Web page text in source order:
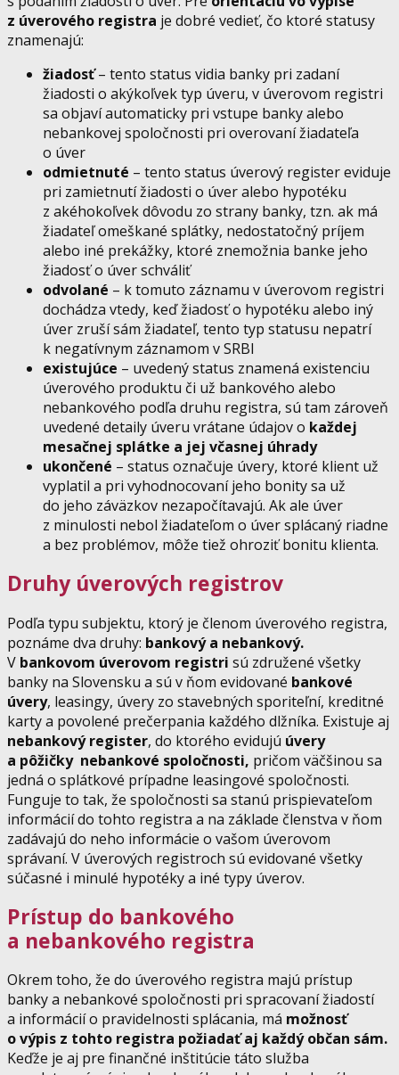
z úverového registra je dobré vedieť, čo ktoré statusy
znamenajú:
žiadosť– tento status vidia banky pri zadaní
žiadosti o akýkoľvek typ úveru, v úverovom registri
sa objaví automaticky pri vstupe banky alebo
nebankovej spoločnosti pri overovaní žiadateľa
o úver
odmietnuté – tento status úverový register eviduje
pri zamietnutí žiadosti o úver alebo hypotéku
z akéhokoľvek dôvodu zo strany banky, tzn. ak má
žiadateľ omeškané splátky, nedostatočný príjem
alebo iné prekážky, ktoré znemožnia banke jeho
žiadosť o úver schváliť
odvolané – k tomuto záznamu v úverovom registri
dochádza vtedy, keď žiadosť o hypotéku alebo iný
úver zruší sám žiadateľ, tento typ statusu nepatrí
k negatívnym záznamom v SRBI
existujúce – uvedený status znamená existenciu
úverového produktu či už bankového alebo
nebankového podľa druhu registra, sú tam zároveň
uvedené detaily úveru vrátane údajov o každej
mesačnej splátke a jej včasnej úhrady
ukončené – status označuje úvery, ktoré klient už
vyplatil a pri vyhodnocovaní jeho bonity sa už
do jeho záväzkov nezapočítavajú. Ak ale úver
z minulosti nebol žiadateľom o úver splácaný riadne
a bez problémov, môže tiež ohroziť bonitu klienta.
Druhy úverových registrov
Podľa typu subjektu, ktorý je členom úverového registra,
poznáme dva druhy: bankový a nebankový.
V bankovom úverovom registri sú združené všetky
banky na Slovensku a sú v ňom evidované bankové
úvery, leasingy, úvery zo stavebných sporiteľní, kreditné
karty a povolené prečerpania každého dlžníka. Existuje aj
nebankový register, do ktorého evidujú úvery
a pôžičky nebankové spoločnosti, pričom väčšinou sa
jedná o splátkové prípadne leasingové spoločnosti.
Funguje to tak, že spoločnosti sa stanú prispievateľom
informácií do tohto registra a na základe členstva v ňom
zadávajú do neho informácie o vašom úverovom
správaní. V úverových registroch sú evidované všetky
súčasné i minulé hypotéky a iné typy úverov.
Prístup do bankového
a nebankového registra
Okrem toho, že do úverového registra majú prístup
banky a nebankové spoločnosti pri spracovaní žiadostí
a informácií o pravidelnosti splácania, má možnosť
o výpis z tohto registra požiadať aj každý občan sám.
Keďže je aj pre finančné inštitúcie táto služba